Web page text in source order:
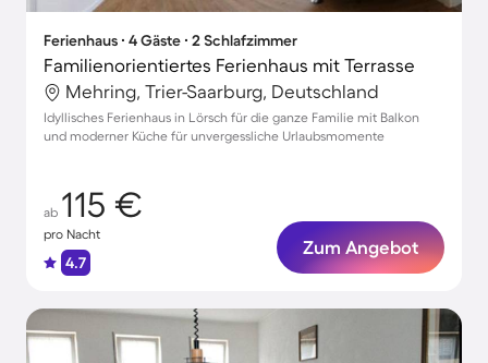
Ferienhaus ∙ 4 Gäste ∙ 2 Schlafzimmer
Familienorientiertes Ferienhaus mit Terrasse
Mehring, Trier-Saarburg, Deutschland
Idyllisches Ferienhaus in Lörsch für die ganze Familie mit Balkon
und moderner Küche für unvergessliche Urlaubsmomente
ab 115 €
pro Nacht
4.7
Zum Angebot